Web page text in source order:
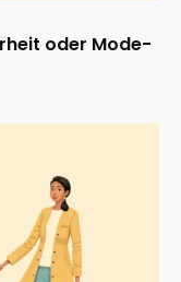
oder Mode-